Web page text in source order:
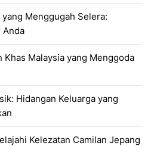
Menggugah Selera:
Anda
Khas Malaysia yang Menggoda
Hidangan Keluarga yang
Kelezatan Camilan Jepang